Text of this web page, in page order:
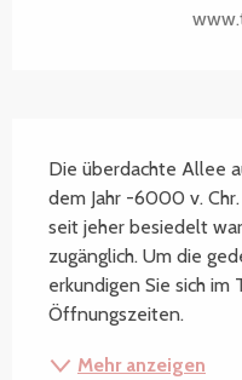
Die überdachte Allee
dem Jahr -6000 v. Chr.
seit jeher besiedelt
zugänglich. Um die
erkundigen Sie sich im
Öffnungszeiten.
Mehr anzeigen